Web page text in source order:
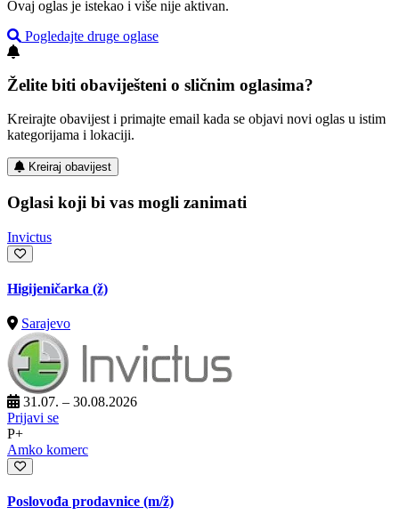
Ovaj oglas je istekao i više nije aktivan.
Pogledajte druge oglase
Želite biti obaviješteni o sličnim oglasima?
Kreirajte obavijest i primajte email kada se objavi novi oglas u istim
kategorijama i lokaciji.
Kreiraj obavijest
Oglasi koji bi vas mogli zanimati
Invictus
Higijeničarka (ž)
Sarajevo
31.07. – 30.08.2026
Prijavi se
P+
Amko komerc
Poslovođa prodavnice (m/ž)